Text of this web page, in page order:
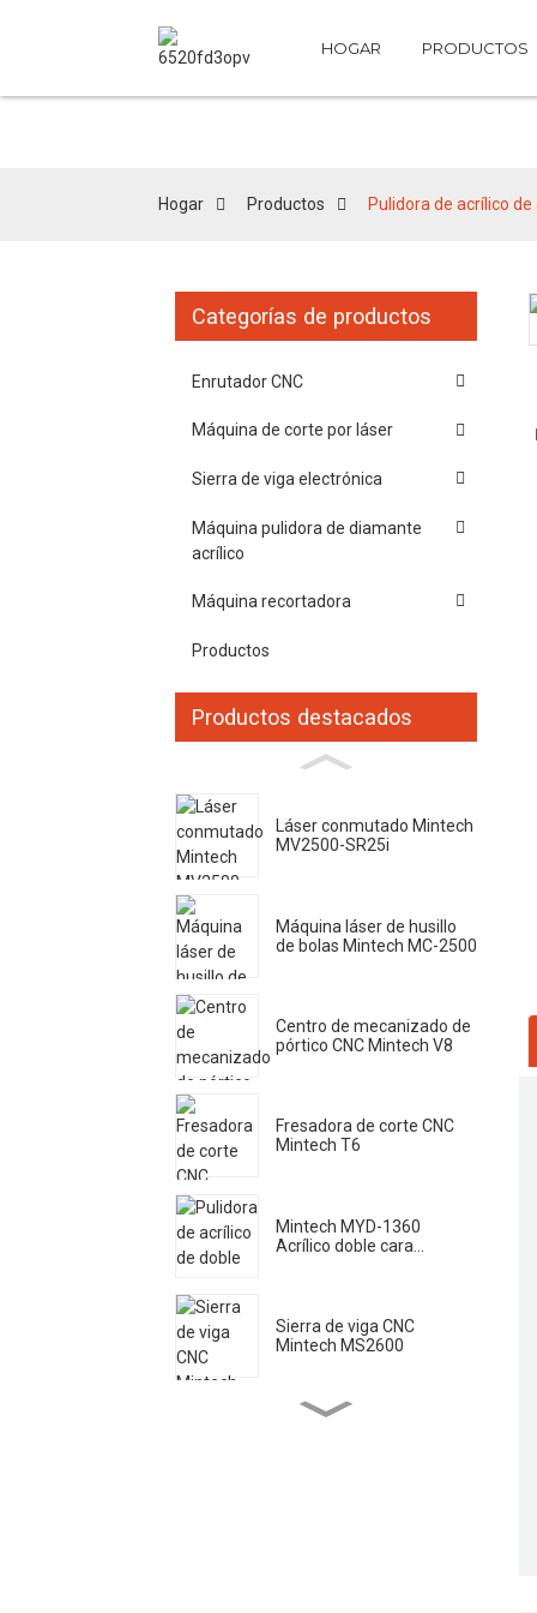
HOGAR PRODUCTOS
Hogar Productos Pulidora de acrílico
Categorías de productos
Enrutador CNC
Máquina de corte por láser
Sierra de viga electrónica
Máquina pulidora de diamante
acrílico
Máquina recortadora
Productos
Productos destacados
Láser conmutado Mintech
MV2500-SR25i
Máquina láser de husillo
de bolas Mintech MC-2500
Centro de mecanizado de
pórtico CNC Mintech V8
Fresadora de corte CNC
Mintech T6
Mintech MYD-1360
Acrílico doble cara...
Sierra de viga CNC
Mintech MS2600
Loading...
Loading...